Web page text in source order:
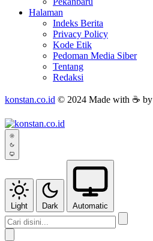
Halaman
Indeks Berita
Privacy Policy
Kode Etik
Pedoman Media Siber
Tentang
Redaksi
konstan.co.id © 2024 Made with ☕ by
Light Dark Automatic